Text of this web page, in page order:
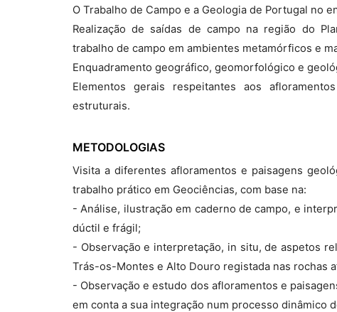
O Trabalho de Campo e a Geologia de Portugal no
Realização de saídas de campo na região do
trabalho de campo em ambientes metamórficos e
Enquadramento geográfico, geomorfológico e
Elementos gerais respeitantes aos
estruturais.
METODOLOGIAS
Visita a diferentes afloramentos e paisagens
trabalho prático em Geociências, com base na:
- Análise, ilustração em caderno de campo, e
dúctil e frágil;
- Observação e interpretação, in situ, de aspetos
Trás-os-Montes e Alto Douro registada nas rochas
- Observação e estudo dos afloramentos e
em conta a sua integração num processo dinâmico